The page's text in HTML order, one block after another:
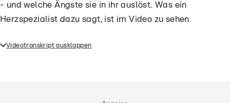
- und welche Ängste sie in ihr auslöst. Was ein
Herzspezialist dazu sagt, ist im Video zu sehen.
Im Gespräch mit Doc Caro öffnet sich TV-Star
Videotranskript ausklappen